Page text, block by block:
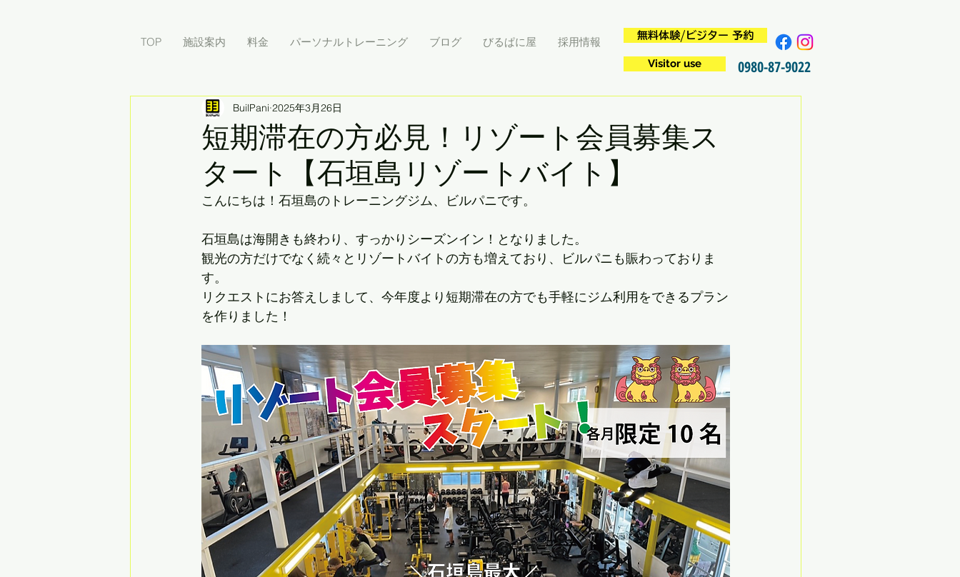
TOP 施設案内 料金 パーソナルトレーニング ブログ びるぱに屋 採用情報 無料体験/ビジター 予約
Visitor use 0980-87-9022
短期滞在の方必見！リゾート会員募集ス
タート【石垣島リゾートバイト】
BuilPani 2025年3月26日
こんにちは！石垣島のトレーニングジム、ビルパニです。
石垣島は海開きも終わり、すっかりシーズンイン！となりました。
観光の方だけでなく続々とリゾートバイトの方も増えており、ビルパニも賑わっておりま
す。
リクエストにお答えしまして、今年度より短期滞在の方でも手軽にジム利用をできるプラン
を作りました！